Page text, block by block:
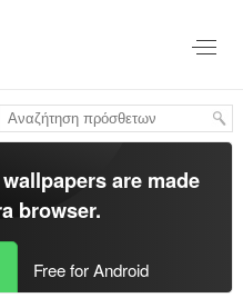
are made
browser.
Free for Android